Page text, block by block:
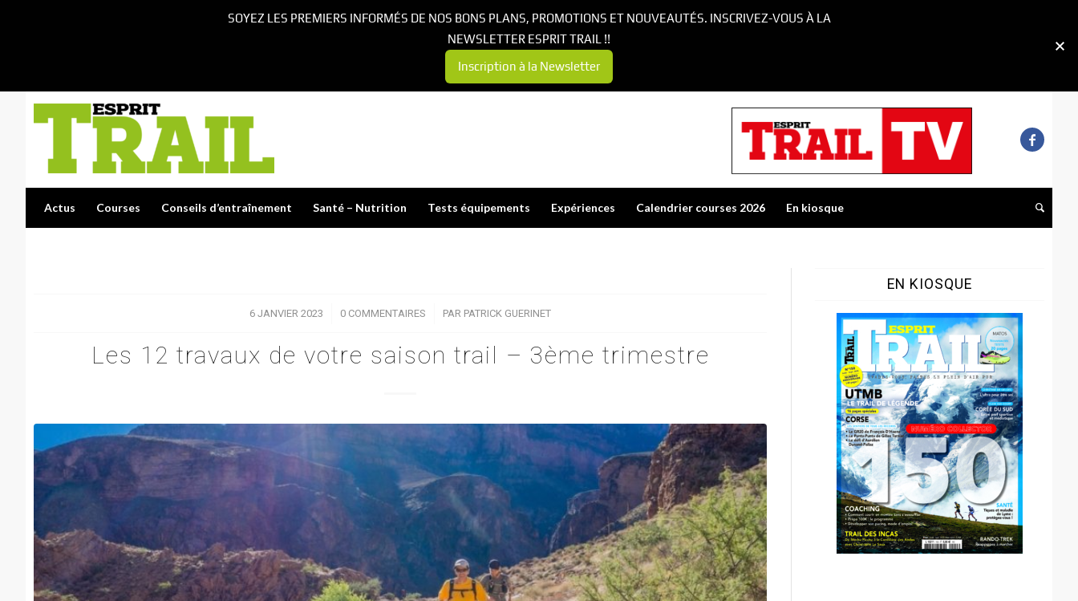
Actus Courses Conseils d’entraînement Santé – Nutrition Tests équipements Expériences Calendrier courses 2026 En kiosque
6 JANVIER 2023
/ 0 COMMENTAIRES
/ PAR PATRICK GUERINET
Les 12 travaux de votre saison trail – 3ème trimestre
EN KIOSQUE
SOYEZ LES PREMIERS INFORMÉS DE NOS BONS PLANS, PROMOTIONS ET NOUVEAUTÉS. INSCRIVEZ-VOUS À LA
NEWSLETTER ESPRIT TRAIL !!
Inscription à la Newsletter